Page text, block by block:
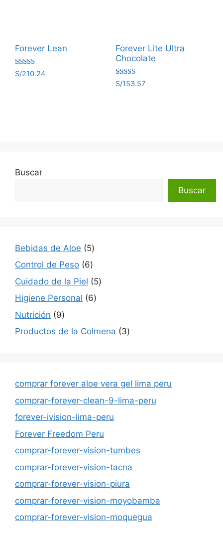
Forever Lean
Valorado
con
S/210.24
Forever Lite Ultra
Chocolate
Valorado
con
S/153.57
Buscar
Buscar
Bebidas de Aloe 55
productos
Control de Peso 66
productos
Cuidado de la Piel 55
Higiene Personal 66
Nutrición 99
productos
Productos de la Colmena 33
comprar forever aloe vera gel lima peru
comprar-forever-clean-9-lima-peru
forever-ivision-lima-peru
Forever Freedom Peru
comprar-forever-vision-tumbes
comprar-forever-vision-tacna
comprar-forever-vision-piura
comprar-forever-vision-moyobamba
comprar-forever-vision-moquegua